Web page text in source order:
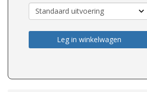
Leg in winkelwagen